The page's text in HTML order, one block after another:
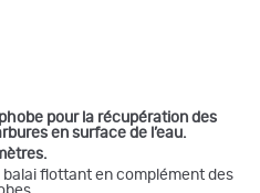
pour la récupération des
en surface de l’eau.
balai flottant en complément des